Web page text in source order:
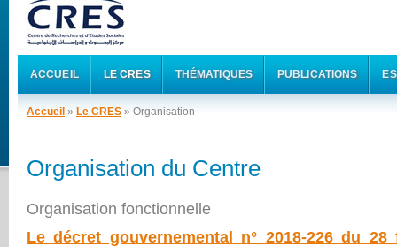
ACCUEIL LE CRES THÉMATIQUES PUBLICATIONS
Accueil » Le CRES » Organisation
Organisation du Centre
Organisation fonctionnelle
Le décret gouvernemental n° 2018-226 du 28